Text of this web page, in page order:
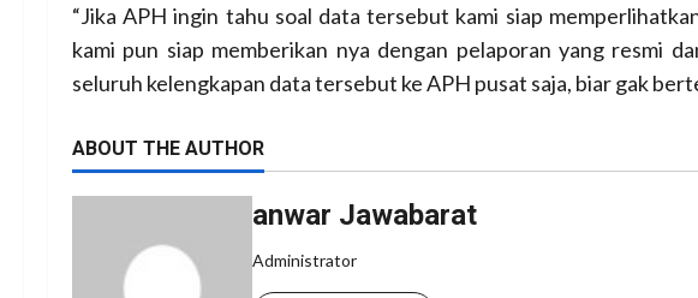
“Jika APH ingin tahu soal data tersebut kami siap
kami pun siap memberikan nya dengan pelaporan yang resmi
seluruh kelengkapan data tersebut ke APH pusat saja, biar gak
ABOUT THE AUTHOR
anwar Jawabarat
Administrator